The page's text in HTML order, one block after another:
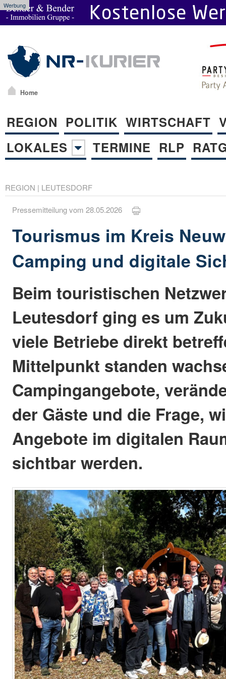
Werbung
Home
REGION POLITIK WIRTSCHAFT
LOKALES
TERMINE RLP
REGION | LEUTESDORF
Pressemitteilung vom 28.05.2026
Tourismus im Kreis
Camping und digitale
Beim touristischen
Leutesdorf ging es um
viele Betriebe direkt
Mittelpunkt standen
Campingangebote,
der Gäste und die Frage,
Angebote im digitalen
sichtbar werden.